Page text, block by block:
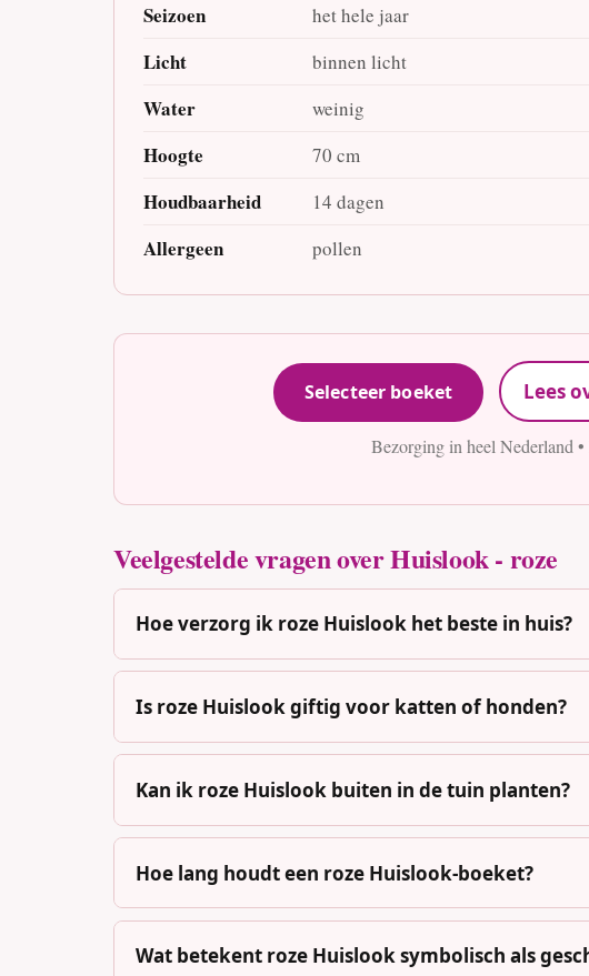
Seizoen het hele jaar
Licht binnen licht
Water weinig
Hoogte 70 cm
Houdbaarheid 14 dagen
Allergeen pollen
Selecteer boeket Lees
Bezorging in heel Nederland
Veelgestelde vragen over Huislook - roze
Hoe verzorg ik roze Huislook het beste in huis?
Is roze Huislook giftig voor katten of honden?
Kan ik roze Huislook buiten in de tuin planten?
Hoe lang houdt een roze Huislook-boeket?
Wat betekent roze Huislook symbolisch als